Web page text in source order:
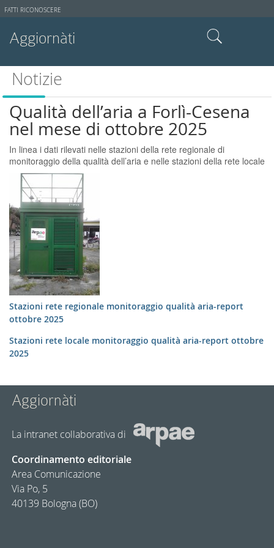
Strumenti
FATTI RICONOSCERE
Aggiornàti
Cerca nel sito
Ricerca avanzata…
Notizie
Qualità dell’aria a Forlì-Cesena
nel mese di ottobre 2025
In linea i dati rilevati nelle stazioni della rete regionale di
monitoraggio della qualità dell’aria e nelle stazioni della rete locale
Stazioni rete regionale monitoraggio qualità aria-report
ottobre 2025
Stazioni rete locale monitoraggio qualità aria-report ottobre
2025
Aggiornàti
La intranet collaborativa di
Coordinamento editoriale
Area Comunicazione
Via Po, 5
40139 Bologna (BO)